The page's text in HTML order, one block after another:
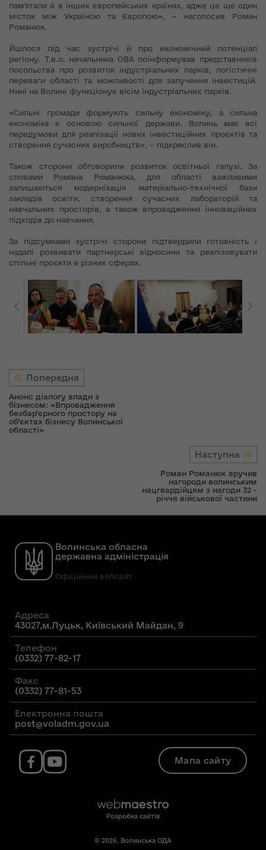
пам’ятали й в інших європейських країнах, адже це ще один
місток між Україною та Європою», – наголосив Роман
Романюк.
Йшлося під час зустрічі й про економічний потенціал
регіону. Т.в.о. начальника ОВА поінформував представників
посольства про розвиток індустріальних парків, логістичні
переваги області та можливості для залучення інвестицій.
Нині на Волині функціонує вісім індустріальних парків.
«Сильні громади формують сильну економіку, а сильна
економіка є основою сильної держави. Волинь має всі
передумови для реалізації нових інвестиційних проєктів та
створення сучасних виробництв», – підкреслив він.
Також сторони обговорили розвиток освітньої галузі. За
словами Романа Романюка, для області важливими
залишаються модернізація матеріально-технічної бази
закладів освіти, створення сучасних лабораторій та
навчальних просторів, а також впровадження інноваційних
підходів до навчання.
За підсумками зустрічі сторони підтвердили готовність і
надалі розвивати партнерські відносини та реалізовувати
спільні проєкти в різних сферах.
Попередня
Анонс діалогу влади з
бізнесом: «Впровадження
безбар’єрного простору на
об’єктах бізнесу Волинської
області»
Наступна
Роман Романюк вручив
нагороди волинським
нацгвардійцям з нагоди 32 -
річчя військової частини
Волинська обласна
державна адміністрація
Офіційний вебсайт
Адреса
43027,м.Луцьк, Київський Майдан, 9
Телефон
(0332) 77-82-17
Факс
(0332) 77-81-53
Електронна пошта
post@voladm.gov.ua
Мапа сайту
Розробка сайтів
© 2026. Волинська ОДА